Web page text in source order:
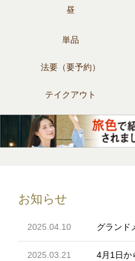
昼
単品
法要（要予約）
テイクアウト
お知らせ
2025.04.10 グランド
2025.03.21
4月1日か